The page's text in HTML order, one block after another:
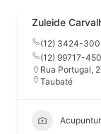
Zuleide
(12) 3424-
(12) 99717-
Rua Portugal,
Taubaté